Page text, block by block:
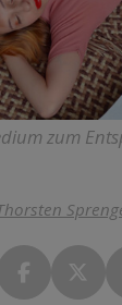
zum